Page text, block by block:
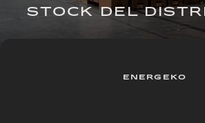
STOCK DEL
ENERGEKO